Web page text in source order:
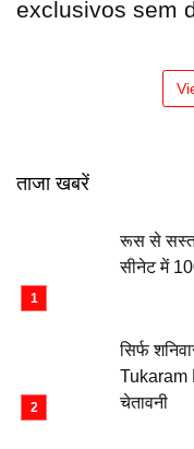
exclusivos sem
ताजा खबरें
रूस से
सीनेट में
सिर्फ
Tukaram
चेतावनी